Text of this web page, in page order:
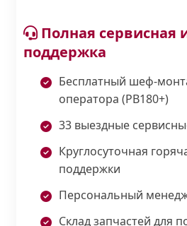
Полная сервисная
поддержка
Бесплатный шеф-
оператора (PB180+)
33 выездные
Круглосуточная
поддержки
Персональный
Склад запчастей для